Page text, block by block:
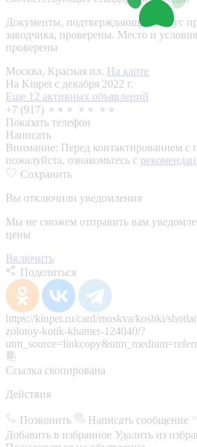
Документы, подтверждающие статус
заводчика, проверены. Место и
проверены
Москва, Красная пл. На карте
На Kinpet c декабря 2022 г.
Еще 12 активных объявлений
+7 (917) ⚬⚬⚬ ⚬⚬ ⚬⚬
Показать телефон
Написать
Внимание: Перед контактированием с
пожалуйста, ознакомьтесь с
Сохранить
Вы отключили уведомления
Мы не сможем отправить вам
цены
Включить
Поделиться
https://kinpet.ru/card/moskva/koshki/
zolotoy-kotik-khamer-124040/?
Ссылка скопирована
Действия
Позвонить Написать сообщение
Добавить в избранное Удалить из